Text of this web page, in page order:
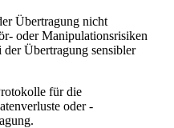
Übertragung nicht
oder Manipulationsrisiken
Übertragung sensibler
für die
oder -